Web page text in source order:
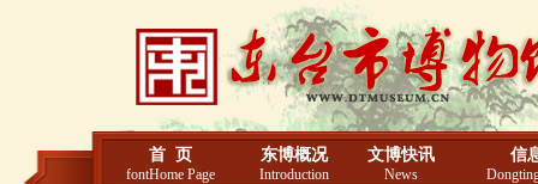
首 页 东博概况 文博快讯 信
fontHome Page Introduction News